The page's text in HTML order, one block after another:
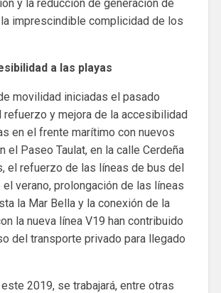
y la reducción de generación de
imprescindible complicidad de los
a las playas
movilidad iniciadas el pasado
refuerzo y mejora de la accesibilidad
en el frente marítimo con nuevos
el Paseo Taulat, en la calle Cerdeña
el refuerzo de las líneas de bus del
el verano, prolongación de las líneas
la Mar Bella y la conexión de la
la nueva línea V19 han contribuido
del transporte privado para llegado
2019, se trabajará, entre otras